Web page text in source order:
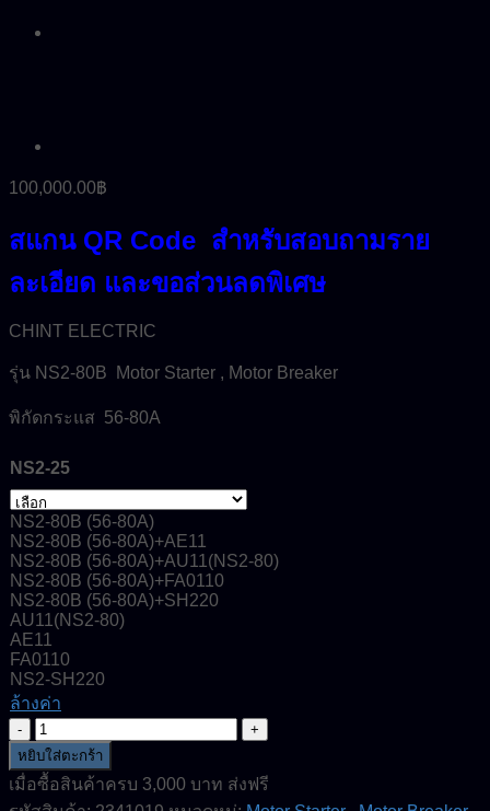
100,000.00฿
สแกน QR Code สำหรับสอบถามราย
ละเอียด และขอส่วนลดพิเศษ
CHINT ELECTRIC
รุ่น NS2-80B Motor Starter , Motor Breaker
พิกัดกระแส 56-80A
NS2-25
NS2-80B (56-80A)
NS2-80B (56-80A)+AE11
NS2-80B (56-80A)+AU11(NS2-80)
NS2-80B (56-80A)+FA0110
NS2-80B (56-80A)+SH220
AU11(NS2-80)
AE11
FA0110
NS2-SH220
ล้างค่า
จำนวน
NS2-
80B-
(56-
หยิบใส่ตะกร้า
เมื่อซื้อสินค้าครบ 3,000 บาท ส่งฟรี